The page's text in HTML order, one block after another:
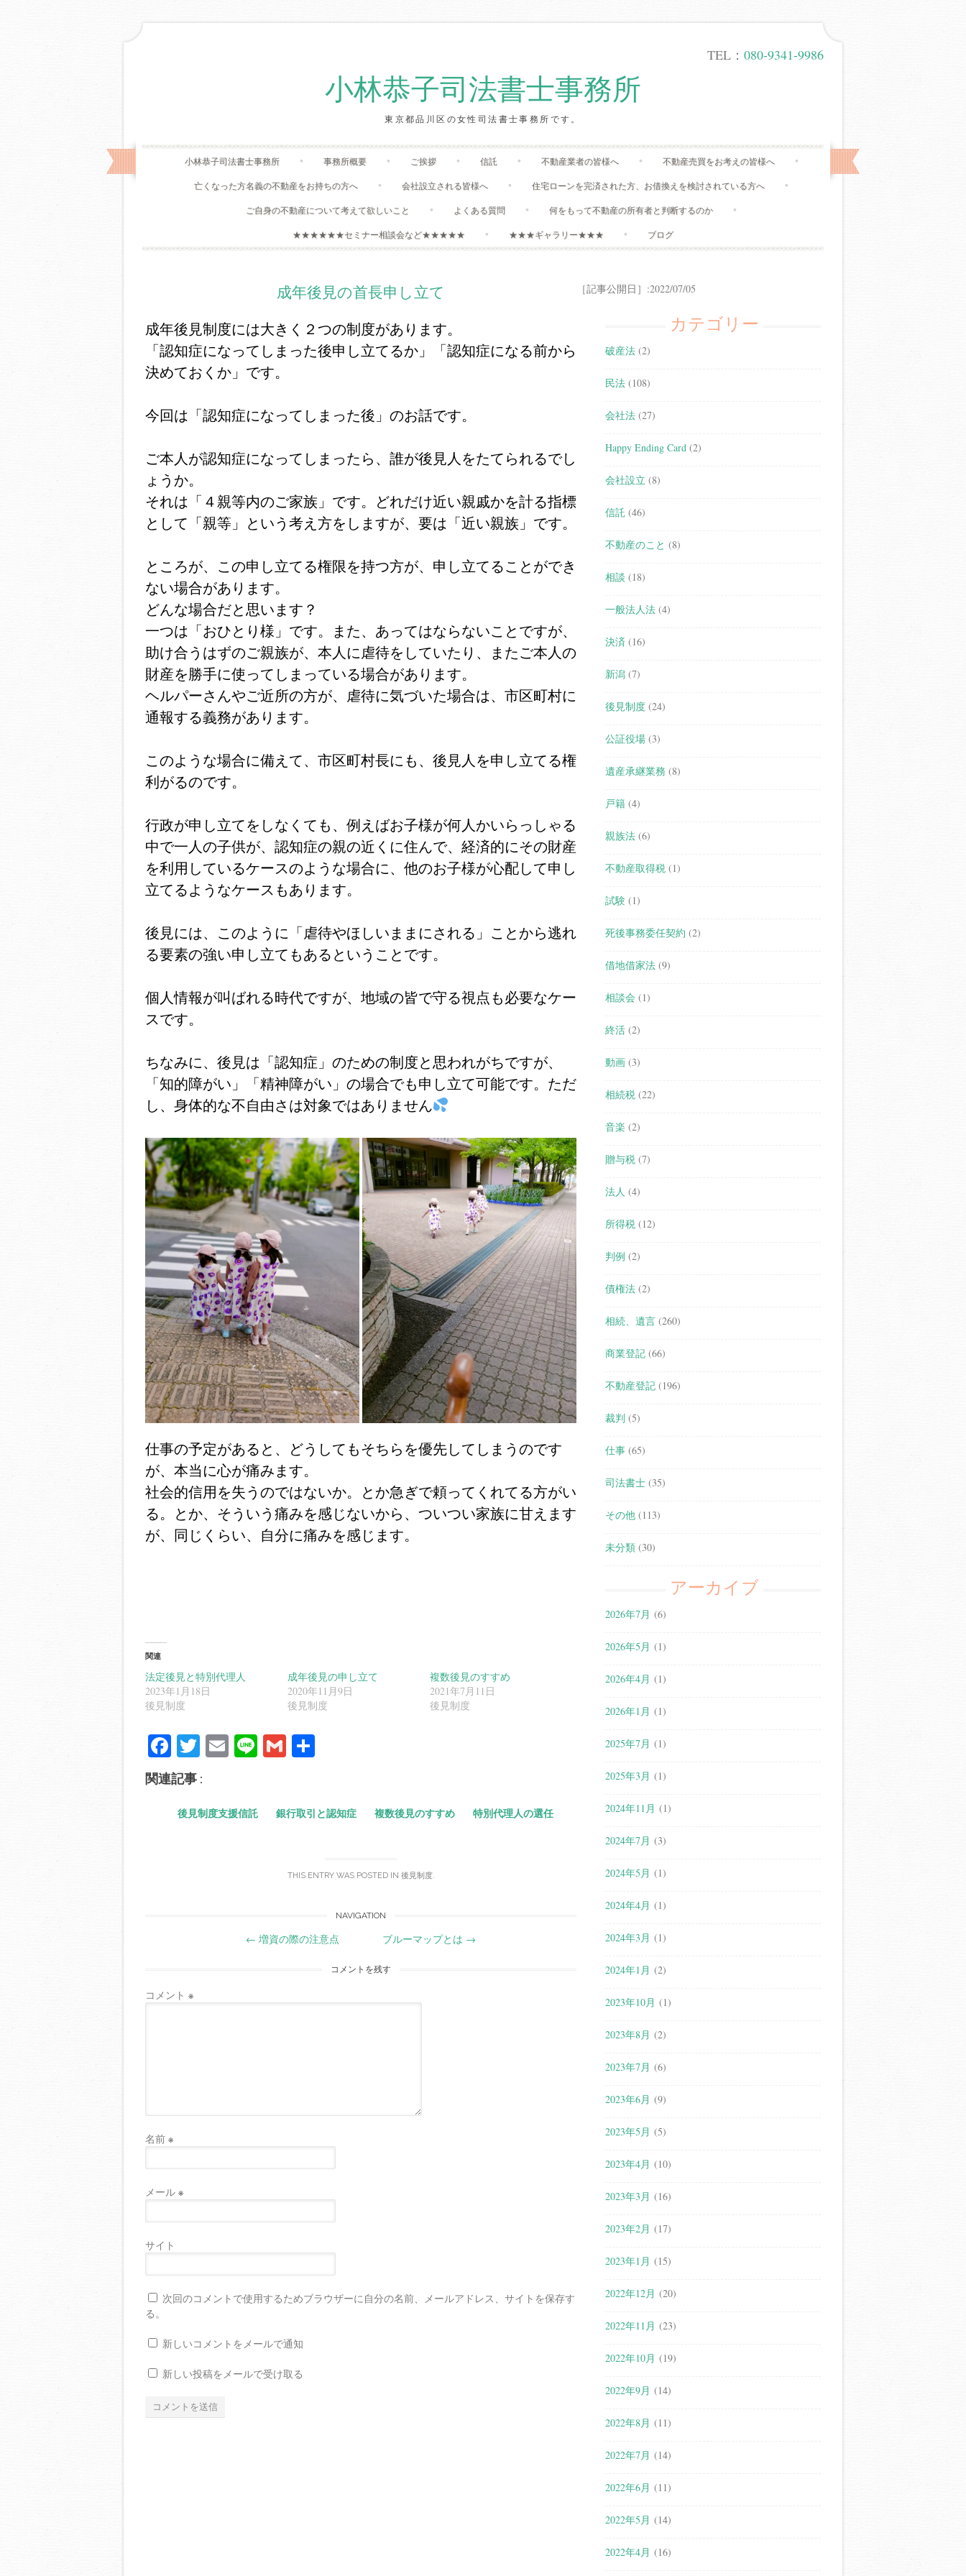
TEL： 080-9341-9986
小林恭子司法書士事務所
東京都品川区の女性司法書士事務所です。
Skip
to
content
小林恭子司法書士事務所 事務所概要 ご挨拶 信託 不動産業者の皆様へ 不動産売買をお考えの皆様へ
亡くなった方名義の不動産をお持ちの方へ 会社設立される皆様へ 住宅ローンを完済された方、お借換えを検討されている方へ
ご自身の不動産について考えて欲しいこと よくある質問 何をもって不動産の所有者と判断するのか
★★★★★★セミナー相談会など★★★★★ ★★★ギャラリー★★★ ブログ
［記事公開日］:2022/07/05
成年後見の首長申し立て
成年後見制度には大きく２つの制度があります。
「認知症になってしまった後申し立てるか」「認知症になる前から
決めておくか」です。
今回は「認知症になってしまった後」のお話です。
ご本人が認知症になってしまったら、誰が後見人をたてられるでし
ょうか。
それは「４親等内のご家族」です。どれだけ近い親戚かを計る指標
として「親等」という考え方をしますが、要は「近い親族」です。
ところが、この申し立てる権限を持つ方が、申し立てることができ
ない場合があります。
どんな場合だと思います？
一つは「おひとり様」です。また、あってはならないことですが、
助け合うはずのご親族が、本人に虐待をしていたり、またご本人の
財産を勝手に使ってしまっている場合があります。
ヘルパーさんやご近所の方が、虐待に気づいた場合は、市区町村に
通報する義務があります。
このような場合に備えて、市区町村長にも、後見人を申し立てる権
利がるのです。
行政が申し立てをしなくても、例えばお子様が何人かいらっしゃる
中で一人の子供が、認知症の親の近くに住んで、経済的にその財産
を利用しているケースのような場合に、他のお子様が心配して申し
立てるようなケースもあります。
後見には、このように「虐待やほしいままにされる」ことから逃れ
る要素の強い申し立てもあるということです。
個人情報が叫ばれる時代ですが、地域の皆で守る視点も必要なケー
スです。
ちなみに、後見は「認知症」のための制度と思われがちですが、
「知的障がい」「精神障がい」の場合でも申し立て可能です。ただ
し、身体的な不自由さは対象ではありません
仕事の予定があると、どうしてもそちらを優先してしまうのです
が、本当に心が痛みます。
社会的信用を失うのではないか。とか急ぎで頼ってくれてる方がい
る。とか、そういう痛みを感じないから、ついつい家族に甘えます
が、同じくらい、自分に痛みを感じます。
関連
法定後見と特別代理人
2023年1月18日
後見制度
成年後見の申し立て
2020年11月9日
後見制度
複数後見のすすめ
2021年7月11日
後見制度
Fa
ce
bo
ok
T
wi
tte
r
E Li G
関連記事 :
後見制度支援信託 銀行取引と認知症 複数後見のすすめ 特別代理人の選任
THIS ENTRY WAS POSTED IN 後見制度.
NAVIGATION
← 増資の際の注意点 ブルーマップとは →
コメントを残す
コメント ※
名前 ※
メール ※
サイト
次回のコメントで使用するためブラウザーに自分の名前、メールアドレス、サイトを保存す
る。
新しいコメントをメールで通知
新しい投稿をメールで受け取る
カテゴリー
破産法 (2)
民法 (108)
会社法 (27)
Happy Ending Card (2)
会社設立 (8)
信託 (46)
不動産のこと (8)
相談 (18)
一般法人法 (4)
決済 (16)
新潟 (7)
後見制度 (24)
公証役場 (3)
遺産承継業務 (8)
戸籍 (4)
親族法 (6)
不動産取得税 (1)
試験 (1)
死後事務委任契約 (2)
借地借家法 (9)
相談会 (1)
終活 (2)
動画 (3)
相続税 (22)
音楽 (2)
贈与税 (7)
法人 (4)
所得税 (12)
判例 (2)
債権法 (2)
相続、遺言 (260)
商業登記 (66)
不動産登記 (196)
裁判 (5)
仕事 (65)
司法書士 (35)
その他 (113)
未分類 (30)
アーカイブ
2026年7月 (6)
2026年5月 (1)
2026年4月 (1)
2026年1月 (1)
2025年7月 (1)
2025年3月 (1)
2024年11月 (1)
2024年7月 (3)
2024年5月 (1)
2024年4月 (1)
2024年3月 (1)
2024年1月 (2)
2023年10月 (1)
2023年8月 (2)
2023年7月 (6)
2023年6月 (9)
2023年5月 (5)
2023年4月 (10)
2023年3月 (16)
2023年2月 (17)
2023年1月 (15)
2022年12月 (20)
2022年11月 (23)
2022年10月 (19)
2022年9月 (14)
2022年8月 (11)
2022年7月 (14)
2022年6月 (11)
2022年5月 (14)
2022年4月 (16)